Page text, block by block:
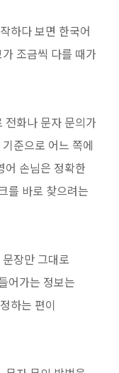
하다 보면 한국어
조금씩 다를 때가
전화나 문자 문의가
준으로 어느 쪽에
어 손님은 정확한
를 바로 찾으려는
장만 그대로
어가는 정보는
하는 편이